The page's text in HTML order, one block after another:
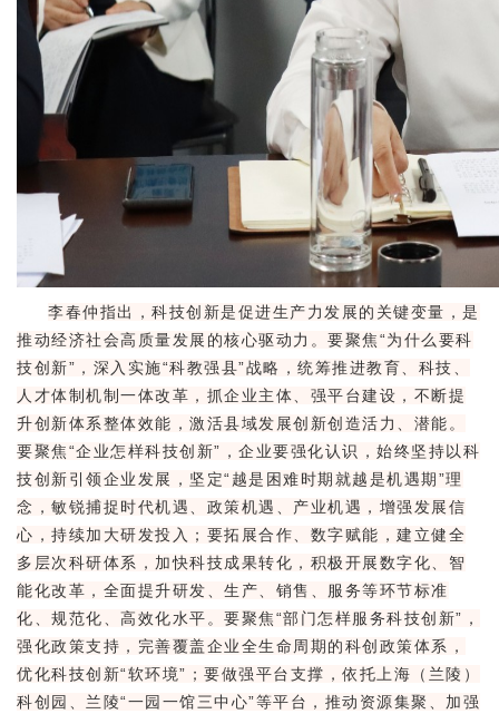
李春仲指出，科技创新是促进生产力发展的关键变量，是
推动经济社会高质量发展的核心驱动力。要聚焦“为什么要科
技创新”，深入实施“科教强县”战略，统筹推进教育、科技、
人才体制机制一体改革，抓企业主体、强平台建设，不断提
升创新体系整体效能，激活县域发展创新创造活力、潜能。
要聚焦“企业怎样科技创新”，企业要强化认识，始终坚持以科
技创新引领企业发展，坚定“越是困难时期就越是机遇期”理
念，敏锐捕捉时代机遇、政策机遇、产业机遇，增强发展信
心，持续加大研发投入；要拓展合作、数字赋能，建立健全
多层次科研体系，加快科技成果转化，积极开展数字化、智
能化改革，全面提升研发、生产、销售、服务等环节标准
化、规范化、高效化水平。要聚焦“部门怎样服务科技创新”，
强化政策支持，完善覆盖企业全生命周期的科创政策体系，
优化科技创新“软环境”；要做强平台支撑，依托上海（兰陵）
科创园、兰陵“一园一馆三中心”等平台，推动资源集聚、加强